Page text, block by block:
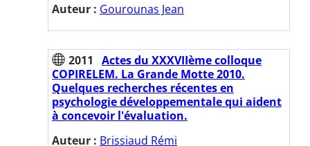
Auteur : Gourounas Jean
2011
Actes du XXXVIIème colloque
COPIRELEM. La Grande Motte 2010.
Quelques recherches récentes en
psychologie développementale qui aident
à concevoir l'évaluation.
Auteur : Brissiaud Rémi